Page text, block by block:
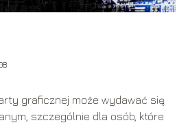
graficznej może wydawać się
szczególnie dla osób, które